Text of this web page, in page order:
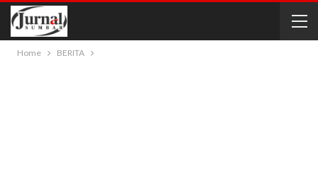
Home BERITA